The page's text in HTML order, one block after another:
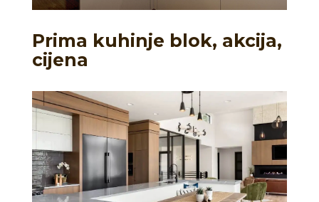
Prima kuhinje blok, akcija,
cijena